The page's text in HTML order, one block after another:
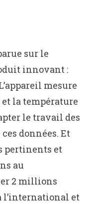
sur le
innovant :
mesure
la température
le travail des
données. Et
pertinents et
au
2 millions
l’international et